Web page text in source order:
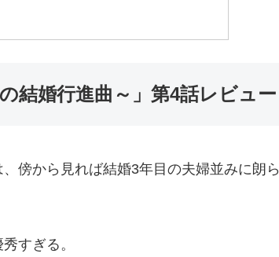
結婚行進曲～」第4話レビュー
、傍から見れば結婚3年目の夫婦並みに朗
すぎる。